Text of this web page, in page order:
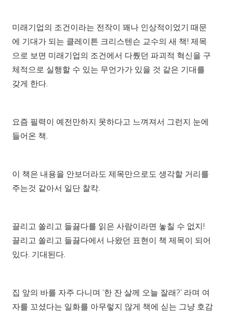
미래기업의 조건이라는 전작이 꽤나 인상적이었기 때문
에 기대가 되는 클레이튼 크리스텐슨 교수의 새 책! 제목
으로 보면 미래기업의 조건에서 다뤘던 파괴적 혁신을 구
체적으로 실행할 수 있는 무언가가 있을 것 같은 기대를
갖게 한다.
요즘 필력이 예전만하지 못하다고 느껴져서 그런지 눈에
들어온 책.
이 책은 내용을 안보더라도 제목만으로도 생각할 거리를
주는것 같아서 일단 찰칵.
끌리고 쏠리고 들끓다를 읽은 사람이라면 놓칠 수 없지!
끌리고 쏠리고 들끓다에서 나왔던 표현이 책 제목이 되어
있다. 기대된다.
집 앞의 바를 자주 다니며 ‘한 잔 살께 오늘 잘래?’ 라며 여
자를 꼬셨다는 일화를 아무렇지 않게 책에 싣는 그냥 호감